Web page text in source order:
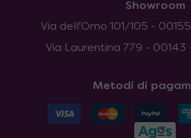
Showroom
Via dell'Omo 101/105 -
Via Laurentina 779 - 00143
Metodi di